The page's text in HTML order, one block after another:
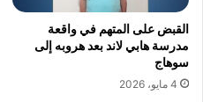
القبض على المتهم في واقعة
مدرسة هابي لاند بعد هروبه إلى
سوهاج
4 مايو، 2026